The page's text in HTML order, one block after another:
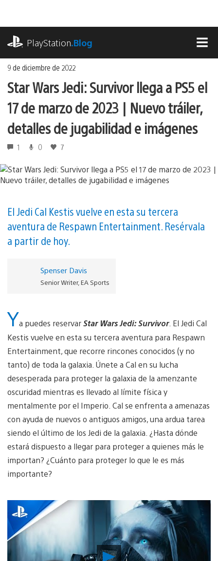
contenido
PlayStation.Blog
9 de diciembre de 2022
Star Wars Jedi: Survivor llega a PS5 el
17 de marzo de 2023 | Nuevo tráiler,
detalles de jugabilidad e imágenes
1 0 7
El Jedi Cal Kestis vuelve en esta su tercera
aventura de Respawn Entertainment. Resérvala
a partir de hoy.
Spenser Davis
Senior Writer, EA Sports
Ya puedes reservarStar Wars Jedi: Survivor. El Jedi Cal
Kestis vuelve en esta su tercera aventura para Respawn
Entertainment, que recorre rincones conocidos (y no
tanto) de toda la galaxia. Únete a Cal en su lucha
desesperada para proteger la galaxia de la amenzante
oscuridad mientras es llevado al límite física y
mentalmente por el Imperio. Cal se enfrenta a amenazas
con ayuda de nuevos o antiguos amigos, una ardua tarea
siendo el último de los Jedi de la galaxia. ¿Hasta dónde
estará dispuesto a llegar para proteger a quienes más le
importan? ¿Cuánto para proteger lo que le es más
importante?
Reproducir